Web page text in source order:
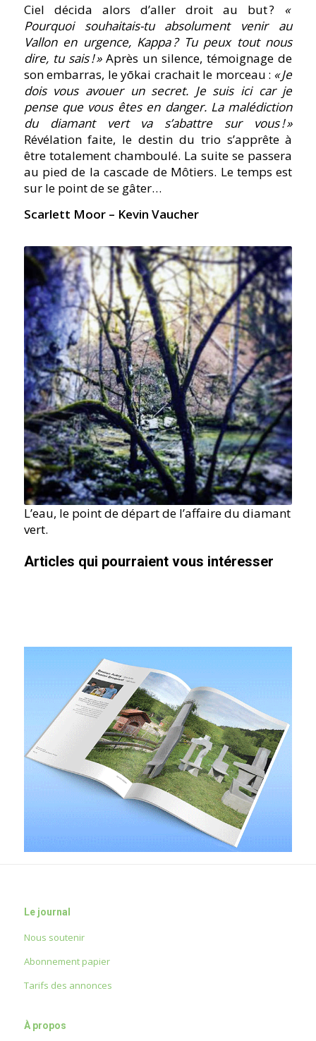
Ciel décida alors d’aller droit au but ? «
Pourquoi souhaitais-tu absolument venir au
Vallon en urgence, Kappa ? Tu peux tout nous
dire, tu sais ! » Après un silence, témoignage de
son embarras, le yōkai crachait le morceau : « Je
dois vous avouer un secret. Je suis ici car je
pense que vous êtes en danger. La malédiction
du diamant vert va s’abattre sur vous ! »
Révélation faite, le destin du trio s’apprête à
être totalement chamboulé. La suite se passera
au pied de la cascade de Môtiers. Le temps est
sur le point de se gâter…
Scarlett Moor – Kevin Vaucher
L’eau, le point de départ de l’affaire du diamant
vert.
Articles qui pourraient vous intéresser
Le journal
Nous soutenir
Abonnement papier
Tarifs des annonces
À propos